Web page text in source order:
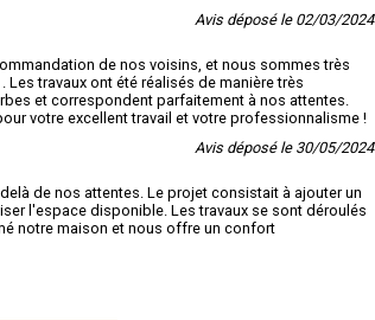
Avis déposé le 02/03/2024
de nos voisins, et nous sommes très
travaux ont été réalisés de manière très
et correspondent parfaitement à nos attentes.
votre excellent travail et votre professionnalisme !
Avis déposé le 30/05/2024
de nos attentes. Le projet consistait à ajouter un
l'espace disponible. Les travaux se sont déroulés
notre maison et nous offre un confort